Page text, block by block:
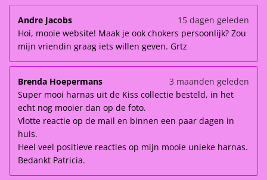
Andre Jacobs
15 dagen geleden
Hoi, mooie website! Maak je ook chokers persoonlijk? Zou
mijn vriendin graag iets willen geven. Grtz
Brenda Hoepermans
3 maanden geleden
Super mooi harnas uit de Kiss collectie besteld, in het
echt nog mooier dan op de foto.
Vlotte reactie op de mail en binnen een paar dagen in
huis.
Heel veel positieve reacties op mijn mooie unieke harnas.
Bedankt Patricia.